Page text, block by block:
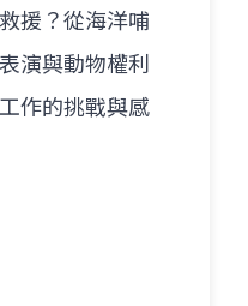
援？從海洋哺
演與動物權利
作的挑戰與感